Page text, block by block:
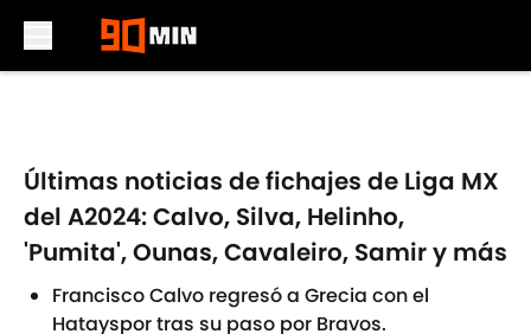
Últimas noticias de fichajes de Liga MX
del A2024: Calvo, Silva, Helinho,
'Pumita', Ounas, Cavaleiro, Samir y más
Francisco Calvo regresó a Grecia con el
Hatayspor tras su paso por Bravos.